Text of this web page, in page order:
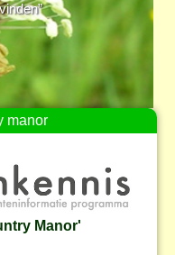
manor
Manor'